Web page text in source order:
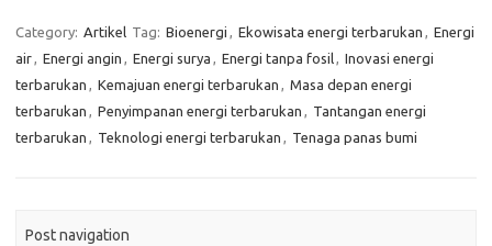
Category: Artikel Tag: Bioenergi , Ekowisata energi terbarukan , Energi
air, Energi angin , Energi surya , Energi tanpa fosil, Inovasi energi
terbarukan , Kemajuan energi terbarukan , Masa depan energi
terbarukan , Penyimpanan energi terbarukan , Tantangan energi
terbarukan , Teknologi energi terbarukan , Tenaga panas bumi
Post navigation